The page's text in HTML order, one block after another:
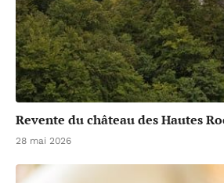
Revente du château des Hautes
28 mai 2026